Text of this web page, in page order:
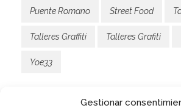
Gestionar
Puente Romano Street Food
Talleres Graffiti Talleres Grafiti
Yoe33